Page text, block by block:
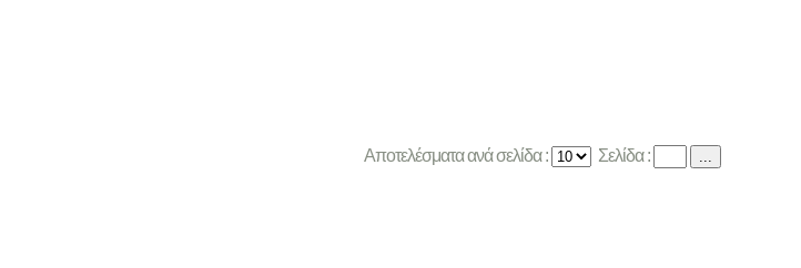
Αποτελέσματα ανά σελίδα : Σελίδα : ...